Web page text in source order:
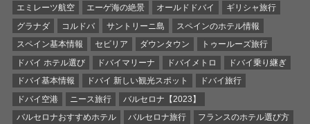
エミレーツ航空
エーゲ海の絶景 オールドドバイ
ギリシャ旅行
グラナダ
コルドバ サントリーニ島
スペインのホテル情報
スペイン基本情報
セビリア ダウンタウン
トゥールーズ旅行
ドバイ ホテル選び
ドバイマリーナ ドバイメトロ
ドバイ乗り継ぎ
ドバイ基本情報
ドバイ 新しい観光スポット
ドバイ旅行
ドバイ空港
ニース旅行
バルセロナ【2023】
バルセロナおすすめホテル
バルセロナ旅行 フランスのホテル選び方